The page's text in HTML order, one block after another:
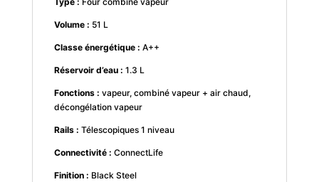
Volume : 51 L
Classe énergétique : A++
Réservoir d’eau : 1.3 L
Fonctions : vapeur, combiné vapeur + air chaud,
décongélation vapeur
Rails : Télescopiques 1 niveau
Connectivité : ConnectLife
Finition : Black Steel